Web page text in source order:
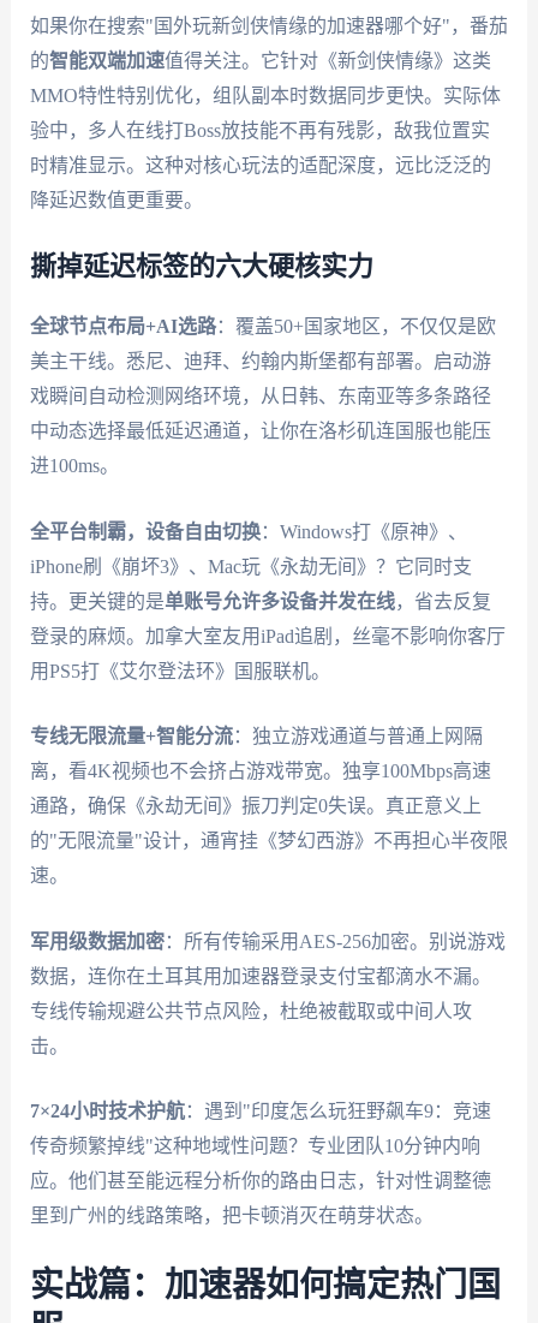
如果你在搜索"国外玩新剑侠情缘的加速器哪个好"，番茄
的智能双端加速值得关注。它针对《新剑侠情缘》这类
MMO特性特别优化，组队副本时数据同步更快。实际体
验中，多人在线打Boss放技能不再有残影，敌我位置实
时精准显示。这种对核心玩法的适配深度，远比泛泛的
降延迟数值更重要。
撕掉延迟标签的六大硬核实力
全球节点布局+AI选路：覆盖50+国家地区，不仅仅是欧
美主干线。悉尼、迪拜、约翰内斯堡都有部署。启动游
戏瞬间自动检测网络环境，从日韩、东南亚等多条路径
中动态选择最低延迟通道，让你在洛杉矶连国服也能压
进100ms。
全平台制霸，设备自由切换：Windows打《原神》、
iPhone刷《崩坏3》、Mac玩《永劫无间》？它同时支
持。更关键的是单账号允许多设备并发在线，省去反复
登录的麻烦。加拿大室友用iPad追剧，丝毫不影响你客厅
用PS5打《艾尔登法环》国服联机。
专线无限流量+智能分流：独立游戏通道与普通上网隔
离，看4K视频也不会挤占游戏带宽。独享100Mbps高速
通路，确保《永劫无间》振刀判定0失误。真正意义上
的"无限流量"设计，通宵挂《梦幻西游》不再担心半夜限
速。
军用级数据加密：所有传输采用AES-256加密。别说游戏
数据，连你在土耳其用加速器登录支付宝都滴水不漏。
专线传输规避公共节点风险，杜绝被截取或中间人攻
击。
7×24小时技术护航：遇到"印度怎么玩狂野飙车9：竞速
传奇频繁掉线"这种地域性问题？专业团队10分钟内响
应。他们甚至能远程分析你的路由日志，针对性调整德
里到广州的线路策略，把卡顿消灭在萌芽状态。
实战篇：加速器如何搞定热门国